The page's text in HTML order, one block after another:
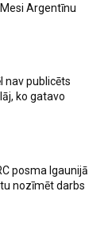
Argentīnu
nav publicēts
ko gatavo
posma Igaunijā
nozīmēt darbs